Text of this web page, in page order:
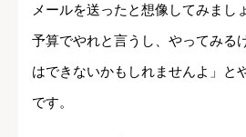
メールを送ったと想像してみまし
予算でやれと言うし、やってみる
はできないかもしれませんよ」と
です。